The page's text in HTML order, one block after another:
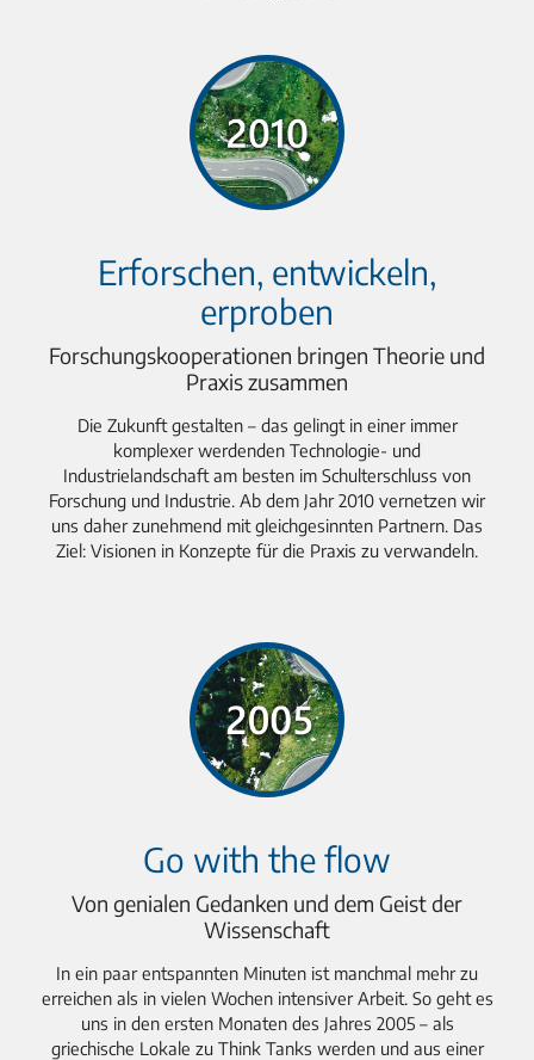
Erforschen, entwickeln,
erproben
Forschungskooperationen bringen Theorie und
Praxis zusammen
Die Zukunft gestalten – das gelingt in einer immer
komplexer werdenden Technologie- und
Industrielandschaft am besten im Schulterschluss von
Forschung und Industrie. Ab dem Jahr 2010 vernetzen wir
uns daher zunehmend mit gleichgesinnten Partnern. Das
Ziel: Visionen in Konzepte für die Praxis zu verwandeln.
Go with the flow
Von genialen Gedanken und dem Geist der
Wissenschaft
In ein paar entspannten Minuten ist manchmal mehr zu
erreichen als in vielen Wochen intensiver Arbeit. So geht es
uns in den ersten Monaten des Jahres 2005 – als
griechische Lokale zu Think Tanks werden und aus einer